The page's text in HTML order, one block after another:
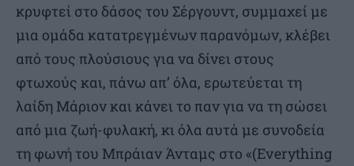
κρυφτεί στο δάσος του Σέργουντ, συμμαχεί με
μια ομάδα κατατρεγμένων παρανόμων, κλέβει
από τους πλούσιους για να δίνει στους
φτωχούς και, πάνω απ’ όλα, ερωτεύεται τη
λαίδη Μάριον και κάνει το παν για να τη σώσει
από μια ζωή-φυλακή, κι όλα αυτά με συνοδεία
τη φωνή του Μπράιαν Άνταμς στο «(Everything